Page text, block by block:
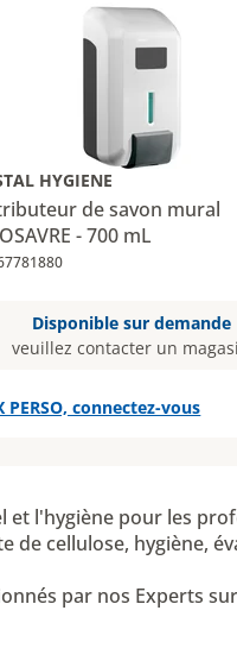
HYGIENE
de savon mural
- 700 mL
Disponible sur demande
veuillez contacter un
PERSO, connectez-vous
et l'hygiène pour les
cellulose, hygiène,
par nos Experts sur